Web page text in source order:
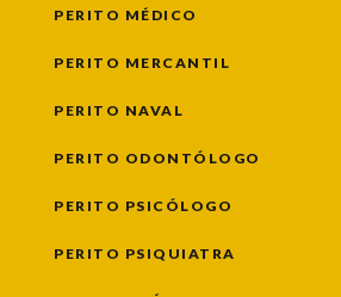
PERITO MÉDICO
PERITO MERCANTIL
PERITO NAVAL
PERITO ODONTÓLOGO
PERITO PSICÓLOGO
PERITO PSIQUIATRA